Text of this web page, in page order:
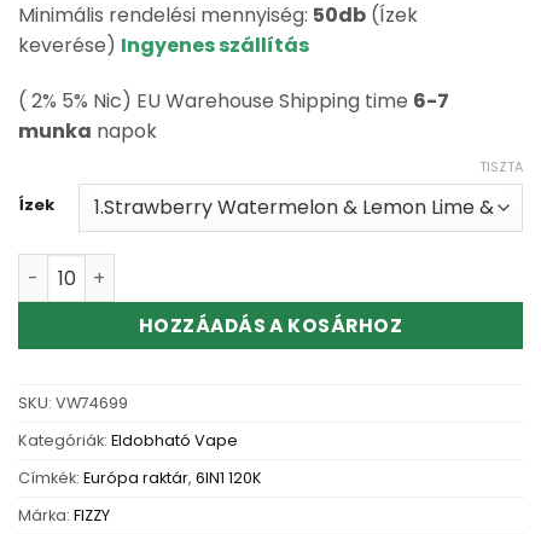
Minimális rendelési mennyiség: 50db (Ízek
keverése) Ingyenes szállítás
( 2% 5% Nic) EU Warehouse Shipping time 6-7
munka napok
Ízek
TISZTA
Wholesale Fizzy 6in1 120K 120000 Puffs Disposable
HOZZÁADÁS A KOSÁRHOZ
SKU: VW74699
Kategóriák: Eldobható Vape
Címkék: Európa raktár, 6IN1 120K
Márka: FIZZY